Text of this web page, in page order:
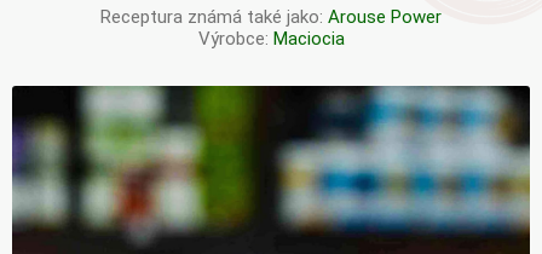
Receptura známá také jako: Arouse Power
Výrobce: Maciocia